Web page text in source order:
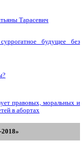
Тарасевич
будущее без
правовых, моральных и
в абортах